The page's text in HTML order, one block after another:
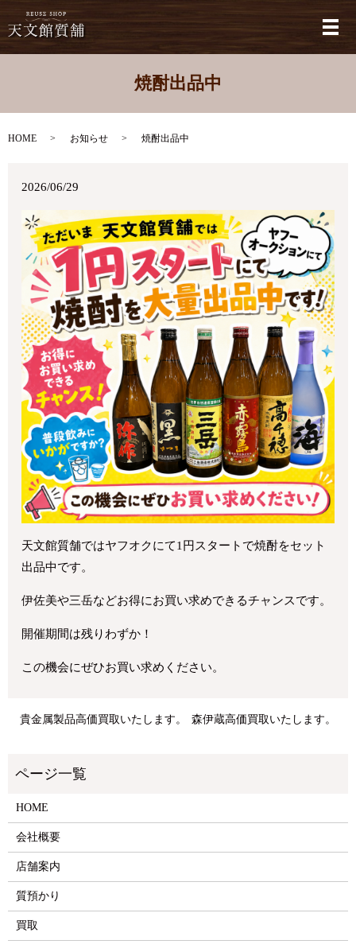
メ
焼酎出品中
HOME お知らせ 焼酎出品中
2026/06/29
天文館質舗ではヤフオクにて1円スタートで焼酎をセット
出品中です。
伊佐美や三岳などお得にお買い求めできるチャンスです。
開催期間は残りわずか！
この機会にぜひお買い求めください。
貴金属製品高価買取いたします。 森伊蔵高価買取いたします。
HOME
会社概要
店舗案内
質預かり
買取